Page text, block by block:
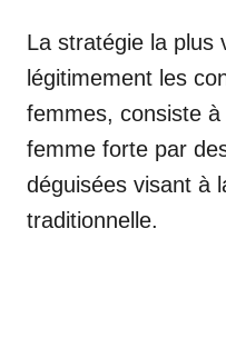
La stratégie la plus
légitimement les
femmes, consiste
femme forte par
déguisées visant à
traditionnelle.